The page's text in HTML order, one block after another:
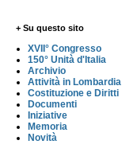
+ Su questo sito
XVII° Congresso
150° Unità d'Italia
Archivio
Attività in Lombardia
Costituzione e Diritti
Documenti
Iniziative
Memoria
Novità